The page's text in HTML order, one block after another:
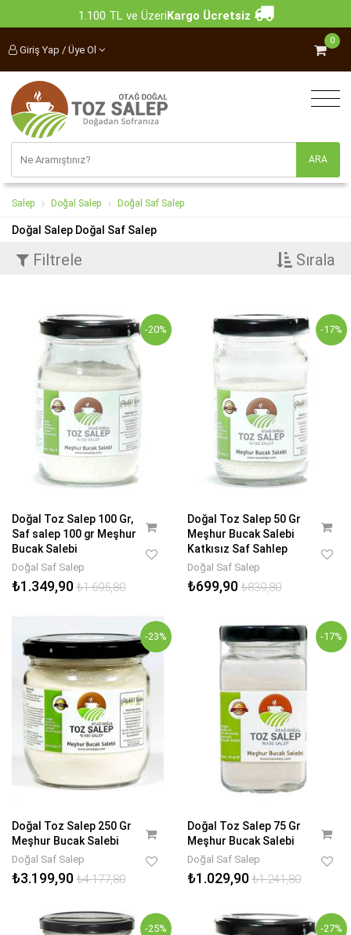
1.100 TL ve ÜzeriKargo Ücretsiz
Giriş Yap / Üye Ol
0
Salep Doğal Salep Doğal Saf Salep
Doğal Salep Doğal Saf Salep
Sırala
Filtrele
-20%
Doğal Toz Salep 100 Gr,
Saf salep 100 gr Meşhur
Bucak Salebi
Doğal Saf Salep
₺1.349,90₺1.695,80
-17%
Doğal Toz Salep 50 Gr
Meşhur Bucak Salebi
Katkısız Saf Sahlep
Doğal Saf Salep
₺699,90₺839,80
-23%
Doğal Toz Salep 250 Gr
Meşhur Bucak Salebi
Doğal Saf Salep
₺3.199,90₺4.177,80
-17%
Doğal Toz Salep 75 Gr
Meşhur Bucak Salebi
Doğal Saf Salep
₺1.029,90₺1.241,80
-25% -27%